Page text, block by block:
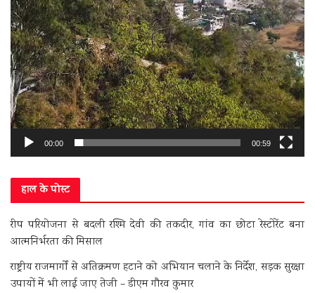
00:00 00:59
हाल के पोस्ट
रीप परियोजना से बदली रश्मि देवी की तकदीर, गांव का छोटा रेस्टोरेंट बना
आत्मनिर्भरता की मिसाल
राष्ट्रीय राजमार्गों से अतिक्रमण हटाने को अभियान चलाने के निर्देश, सड़क सुरक्षा
उपायों में भी लाई जाए तेजी – डीएम गौरव कुमार